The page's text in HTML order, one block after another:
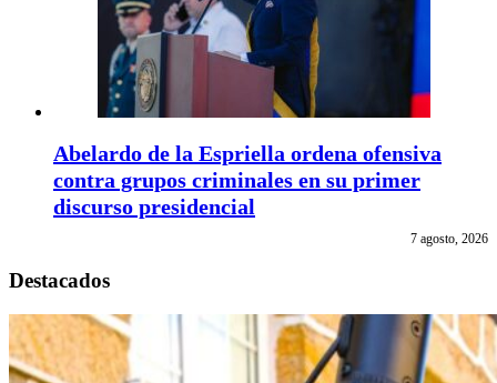
Abelardo de la Espriella ordena ofensiva
contra grupos criminales en su primer
discurso presidencial
7 agosto, 2026
Destacados